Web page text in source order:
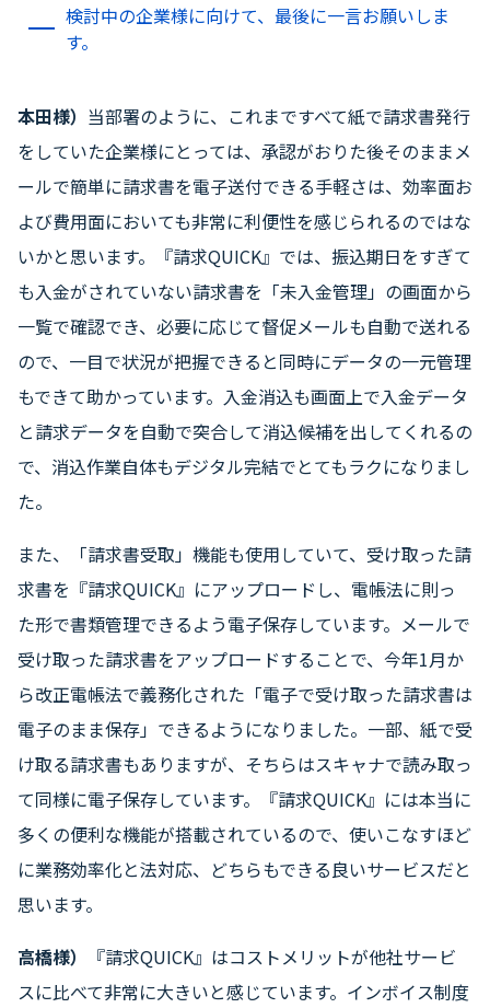
検討中の企業様に向けて、最後に一言お願いしま
す。
本田様） 当部署のように、これまですべて紙で請求書発行
をしていた企業様にとっては、承認がおりた後そのままメ
ールで簡単に請求書を電子送付できる手軽さは、効率面お
よび費用面においても非常に利便性を感じられるのではな
いかと思います。『請求QUICK』では、振込期日をすぎて
も入金がされていない請求書を「未入金管理」の画面から
一覧で確認でき、必要に応じて督促メールも自動で送れる
ので、一目で状況が把握できると同時にデータの一元管理
もできて助かっています。入金消込も画面上で入金データ
と請求データを自動で突合して消込候補を出してくれるの
で、消込作業自体もデジタル完結でとてもラクになりまし
た。
また、「請求書受取」機能も使用していて、受け取った請
求書を『請求QUICK』にアップロードし、電帳法に則っ
た形で書類管理できるよう電子保存しています。メールで
受け取った請求書をアップロードすることで、今年1月か
ら改正電帳法で義務化された「電子で受け取った請求書は
電子のまま保存」できるようになりました。一部、紙で受
け取る請求書もありますが、そちらはスキャナで読み取っ
て同様に電子保存しています。『請求QUICK』には本当に
多くの便利な機能が搭載されているので、使いこなすほど
に業務効率化と法対応、どちらもできる良いサービスだと
思います。
高橋様）
『請求QUICK』はコストメリットが他社サービ
スに比べて非常に大きいと感じています。インボイス制度